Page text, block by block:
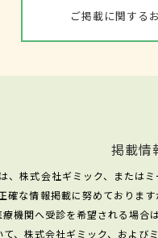
ご掲載に関する
掲載情
、株式会社ギミック、または
確な情報掲載に努めておりま
機関へ受診を希望される場合
、株式会社ギミック、および